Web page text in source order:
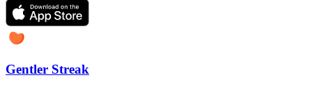
Gentler Streak